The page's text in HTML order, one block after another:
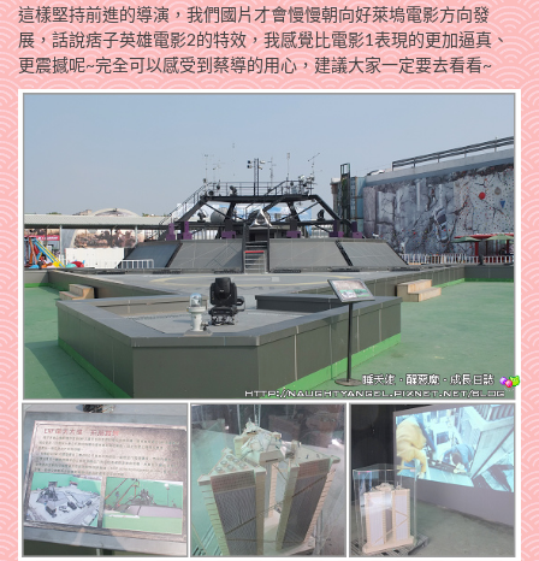
這樣堅持前進的導演，我們國片才會慢慢朝向好萊塢電影方向發
展，話說痞子英雄電影2的特效，我感覺比電影1表現的更加逼真、
更震撼呢~完全可以感受到蔡導的用心，建議大家一定要去看看~